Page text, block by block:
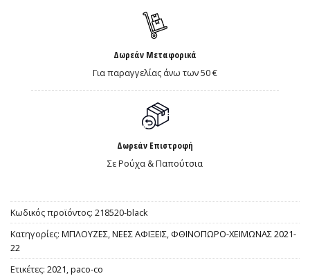
Δωρεάν Μεταφορικά
Για παραγγελίας άνω των 50 €
Δωρεάν Επιστροφή
Σε Ρούχα & Παπούτσια
Κωδικός προϊόντος: 218520-black
Κατηγορίες: ΜΠΛΟΥΖΕΣ,ΝΕΕΣ ΑΦΙΞΕΙΣ, ΦΘΙΝΟΠΩΡΟ-ΧΕΙΜΩΝΑΣ 2021-
22
Ετικέτες: 2021,paco-co